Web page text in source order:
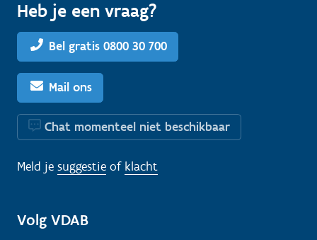
Heb je een vraag?
Bel gratis 0800 30 700
Mail ons
Chat momenteel niet beschikbaar
Meld je suggestie of klacht
Volg VDAB